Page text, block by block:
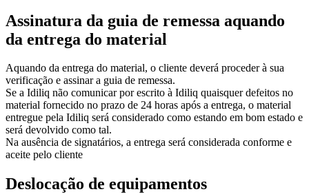
Assinatura da guia de remessa aquando
da entrega do material
Aquando da entrega do material, o cliente deverá proceder à sua
verificação e assinar a guia de remessa.
Se a Idiliq não comunicar por escrito à Idiliq quaisquer defeitos no
material fornecido no prazo de 24 horas após a entrega, o material
entregue pela Idiliq será considerado como estando em bom estado e
será devolvido como tal.
Na ausência de signatários, a entrega será considerada conforme e
aceite pelo cliente
Deslocação de equipamentos